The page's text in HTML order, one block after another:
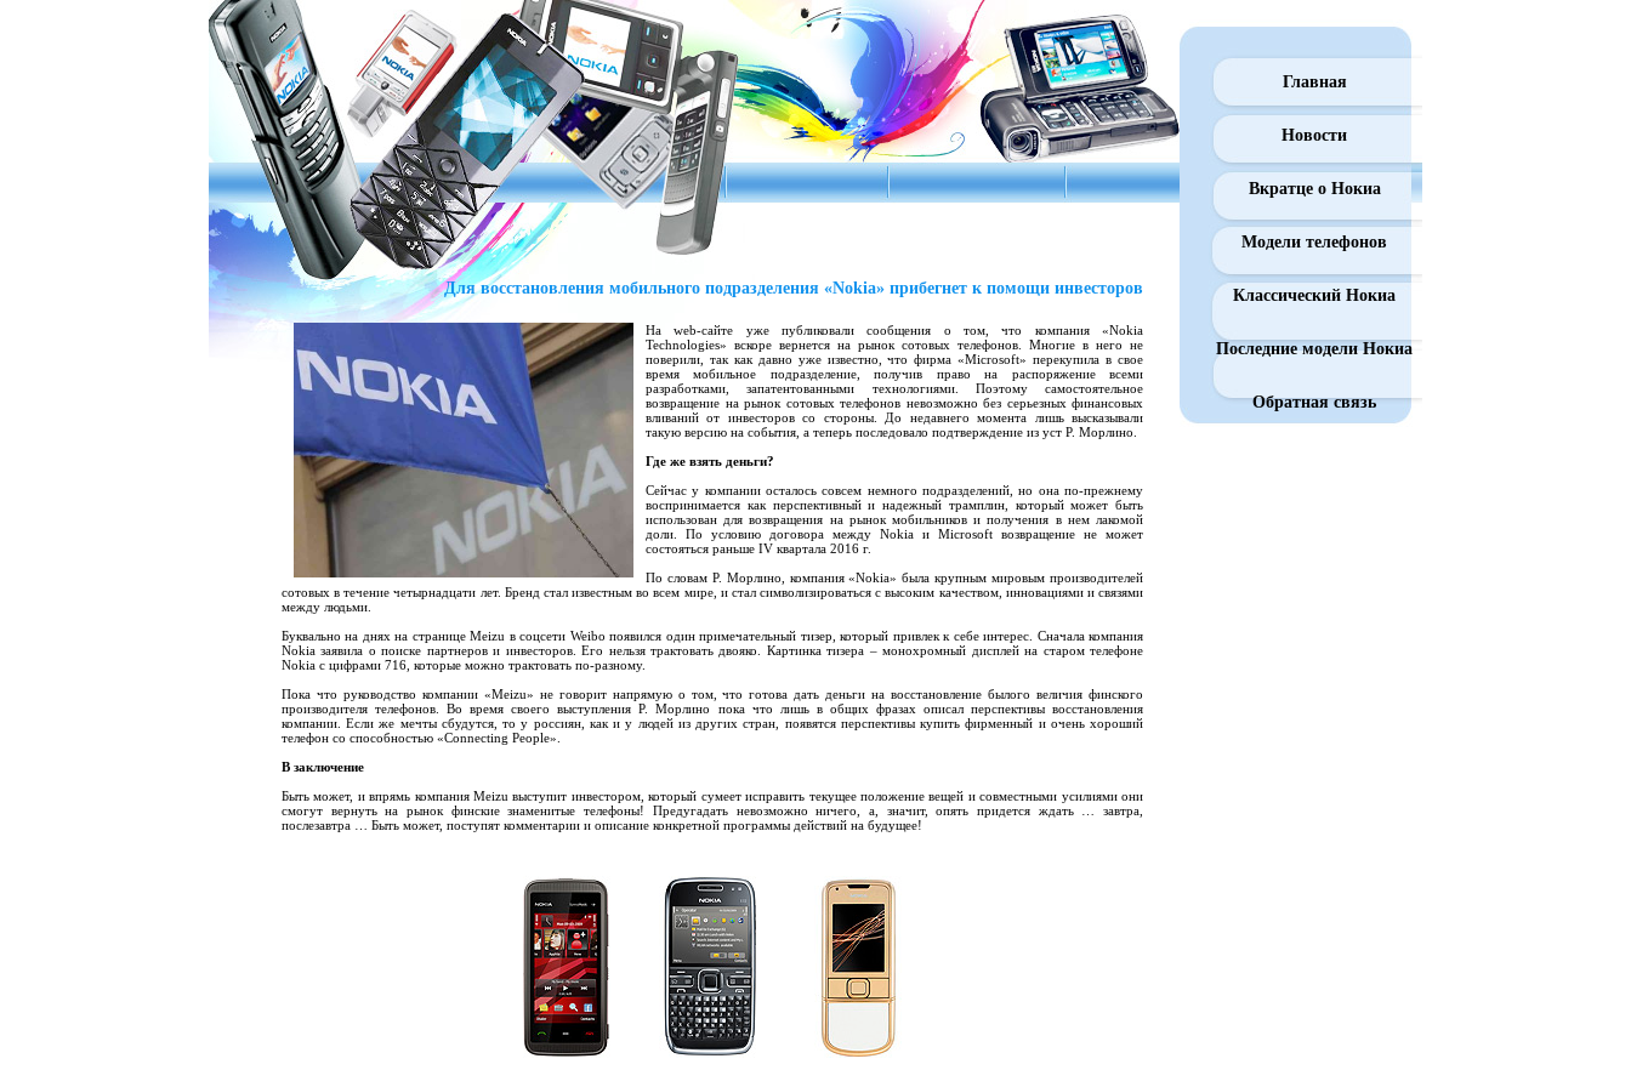
Для восстановления мобильного подразделения «Nokia» прибегнет к помощи инвесторов
На web-сайте уже публиковали сообщения о том, что компания «Nokia
Technologies» вскоре вернется на рынок сотовых телефонов. Многие в него не
поверили, так как давно уже известно, что фирма «Microsoft» перекупила в свое
время мобильное подразделение, получив право на распоряжение всеми
разработками, запатентованными технологиями. Поэтому самостоятельное
возвращение на рынок сотовых телефонов невозможно без серьезных финансовых
вливаний от инвесторов со стороны. До недавнего момента лишь высказывали
такую версию на события, а теперь последовало подтверждение из уст Р. Морлино.
Где же взять деньги?
Сейчас у компании осталось совсем немного подразделений, но она по-прежнему
воспринимается как перспективный и надежный трамплин, который может быть
использован для возвращения на рынок мобильников и получения в нем лакомой
доли. По условию договора между Nokia и Microsoft возвращение не может
состояться раньше IV квартала 2016 г.
По словам Р. Морлино, компания «Nokia» была крупным мировым производителей
сотовых в течение четырнадцати лет. Бренд стал известным во всем мире, и стал символизироваться с высоким качеством, инновациями и связями
между людьми.
Буквально на днях на странице Meizu в соцсети Weibo появился один примечательный тизер, который привлек к себе интерес. Сначала компания
Nokia заявила о поиске партнеров и инвесторов. Его нельзя трактовать двояко. Картинка тизера – монохромный дисплей на старом телефоне
Nokia с цифрами 716, которые можно трактовать по-разному.
Пока что руководство компании «Meizu» не говорит напрямую о том, что готова дать деньги на восстановление былого величия финского
производителя телефонов. Во время своего выступления Р. Морлино пока что лишь в общих фразах описал перспективы восстановления
компании. Если же мечты сбудутся, то у россиян, как и у людей из других стран, появятся перспективы купить фирменный и очень хороший
телефон со способностью «Connecting People».
В заключение
Быть может, и впрямь компания Meizu выступит инвестором, который сумеет исправить текущее положение вещей и совместными усилиями они
смогут вернуть на рынок финские знаменитые телефоны! Предугадать невозможно ничего, а, значит, опять придется ждать … завтра,
послезавтра … Быть может, поступят комментарии и описание конкретной программы действий на будущее!
Главная
Новости
Вкратце о Нокиа
Модели телефонов
Классический Нокиа
Последние модели Нокиа
Обратная связь